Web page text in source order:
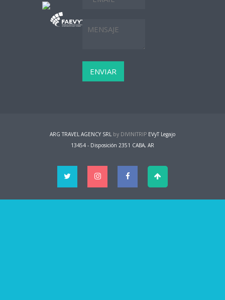
ARG TRAVEL AGENCY SRL by DIVINITRIP EVyT Legajo
13454 - Disposición 2351 CABA, AR